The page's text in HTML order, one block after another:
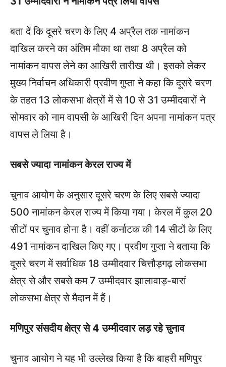
बता दें कि दूसरे चरण के लिए 4 अप्रैल तक नामांकन
दाखिल करने का अंतिम मौका था तथा 8 अप्रैल को
नामांकन वापस लेने का आखिरी तारीख थी। इसको लेकर
मुख्य निर्वाचन अधिकारी प्रवीण गुप्ता ने कहा कि दूसरे चरण
के तहत 13 लोकसभा क्षेत्रों में से 10 से 31 उम्मीदवारों ने
सोमवार को नाम वापसी के आखिरी दिन अपना नामांकन पत्र
वापस ले लिया है।
सबसे ज्यादा नामांकन केरल राज्य में
चुनाव आयोग के अनुसार दूसरे चरण के लिए सबसे ज्यादा
500 नामांकन केरल राज्य में किया गया। केरल में कुल 20
सीटों पर चुनाव होना है। वहीं कर्नाटक की 14 सीटों के लिए
491 नामांकन दाखिल किए गए। प्रवीण गुप्ता ने बताया कि
दूसरे चरण में सर्वाधिक 18 उम्मीदवार चित्तौड़गढ़ लोकसभा
क्षेत्र से और सबसे कम 7 उम्मीदवार झालावाड़-बारां
लोकसभा क्षेत्र से मैदान में हैं।
मणिपुर संसदीय क्षेत्र से 4 उम्मीदवार लड़ रहे चुनाव
चुनाव आयोग ने यह भी उल्लेख किया है कि बाहरी मणिपुर